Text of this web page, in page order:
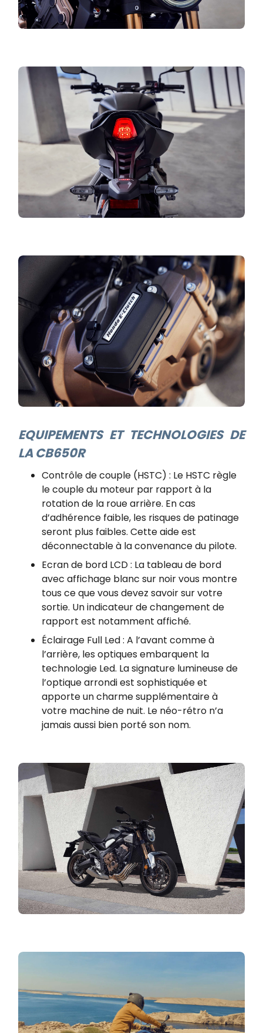
EQUIPEMENTS ET TECHNOLOGIES DE
LA CB650R
Contrôle de couple (HSTC) : Le HSTC règle
le couple du moteur par rapport à la
rotation de la roue arrière. En cas
d’adhérence faible, les risques de patinage
seront plus faibles. Cette aide est
déconnectable à la convenance du pilote.
Ecran de bord LCD : La tableau de bord
avec affichage blanc sur noir vous montre
tous ce que vous devez savoir sur votre
sortie. Un indicateur de changement de
rapport est notamment affiché.
Éclairage Full Led : A l’avant comme à
l’arrière, les optiques embarquent la
technologie Led. La signature lumineuse de
l’optique arrondi est sophistiquée et
apporte un charme supplémentaire à
votre machine de nuit. Le néo-rétro n’a
jamais aussi bien porté son nom.